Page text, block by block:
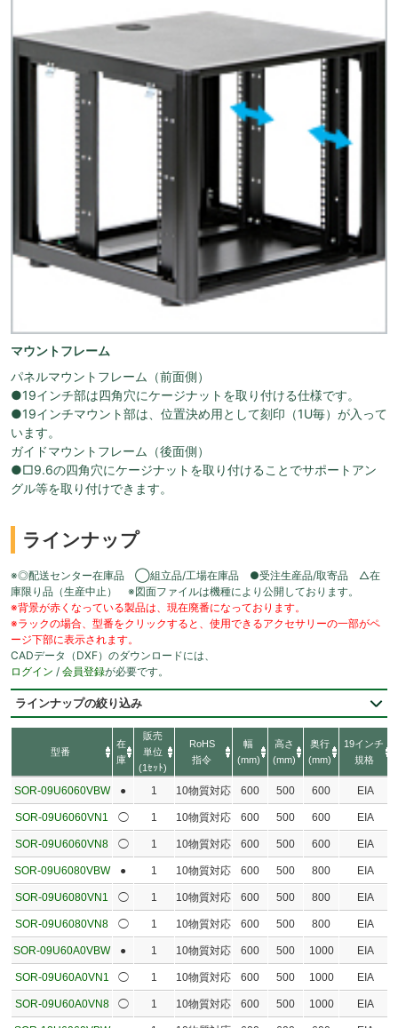
マウントフレーム
パネルマウントフレーム（前面側）
●19インチ部は四角穴にケージナットを取り付ける仕様です。
●19インチマウント部は、位置決め用として刻印（1U毎）が入って
います。
ガイドマウントフレーム（後面側）
●□9.6の四角穴にケージナットを取り付けることでサポートアン
グル等を取り付けできます。
ラインナップ
※◎配送センター在庫品 ◯組立品/工場在庫品 ●受注生産品/取寄品 △在
庫限り品（生産中止） ※図面ファイルは機種により公開しております。
※背景が赤くなっている製品は、現在廃番になっております。
※ラックの場合、型番をクリックすると、使用できるアクセサリーの一部がペ
ージ下部に表示されます。
CADデータ（DXF）のダウンロードには、
ログイン / 会員登録が必要です。
ラインナップの絞り込み
型番
在
庫
販売
単位
(1ｾｯﾄ)
RoHS
指令
幅
(mm)
高さ
(mm)
奥行
(mm)
19インチ
規格
SOR-09U6060VBW ● 1 10物質対応 600 500 600 EIA
SOR-09U6060VN1 ◯ 1 10物質対応 600 500 600 EIA
SOR-09U6060VN8 ◯ 1 10物質対応 600 500 600 EIA
SOR-09U6080VBW ● 1 10物質対応 600 500 800 EIA
SOR-09U6080VN1 ◯ 1 10物質対応 600 500 800 EIA
SOR-09U6080VN8 ◯ 1 10物質対応 600 500 800 EIA
SOR-09U60A0VBW ● 1 10物質対応 600 500 1000 EIA
SOR-09U60A0VN1 ◯ 1 10物質対応 600 500 1000 EIA
SOR-09U60A0VN8 ◯ 1 10物質対応 600 500 1000 EIA